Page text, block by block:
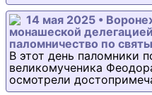
14 мая 2025 •
монашеской
паломничество по
В этот день паломники
великомученика
осмотрели